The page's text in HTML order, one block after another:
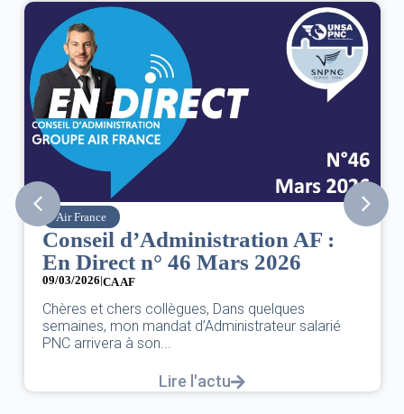
Air France
Conseil d’Administration AF :
En Direct n° 46 Mars 2026
09/03/2026|CA AF
Chères et chers collègues, Dans quelques
semaines, mon mandat d’Administrateur salarié
PNC arrivera à son...
Lire l'actu